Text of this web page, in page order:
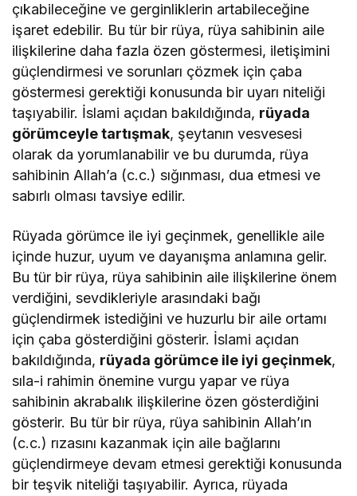
çıkabileceğine ve gerginliklerin artabileceğine
işaret edebilir. Bu tür bir rüya, rüya sahibinin aile
ilişkilerine daha fazla özen göstermesi, iletişimini
güçlendirmesi ve sorunları çözmek için çaba
göstermesi gerektiği konusunda bir uyarı niteliği
taşıyabilir. İslami açıdan bakıldığında, rüyada
görümceyle tartışmak, şeytanın vesvesesi
olarak da yorumlanabilir ve bu durumda, rüya
sahibinin Allah’a (c.c.) sığınması, dua etmesi ve
sabırlı olması tavsiye edilir.
Rüyada görümce ile iyi geçinmek, genellikle aile
içinde huzur, uyum ve dayanışma anlamına gelir.
Bu tür bir rüya, rüya sahibinin aile ilişkilerine önem
verdiğini, sevdikleriyle arasındaki bağı
güçlendirmek istediğini ve huzurlu bir aile ortamı
için çaba gösterdiğini gösterir. İslami açıdan
bakıldığında, rüyada görümce ile iyi geçinmek,
sıla-i rahimin önemine vurgu yapar ve rüya
sahibinin akrabalık ilişkilerine özen gösterdiğini
gösterir. Bu tür bir rüya, rüya sahibinin Allah’ın
(c.c.) rızasını kazanmak için aile bağlarını
güçlendirmeye devam etmesi gerektiği konusunda
bir teşvik niteliği taşıyabilir. Ayrıca, rüyada